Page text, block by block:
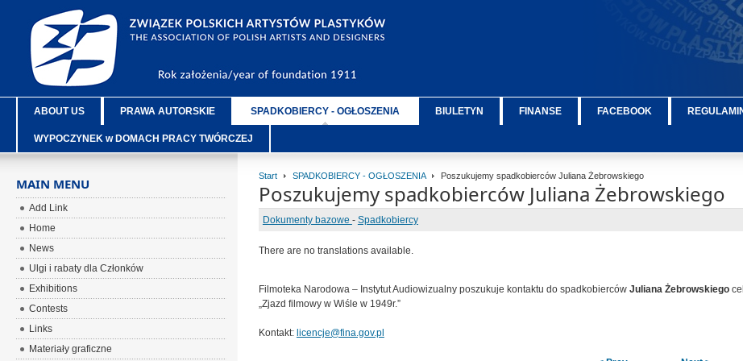
ABOUT US PRAWA AUTORSKIE SPADKOBIERCY - OGŁOSZENIA BIULETYN FINANSE FACEBOOK
WYPOCZYNEK w DOMACH PRACY TWÓRCZEJ
Start SPADKOBIERCY - OGŁOSZENIA Poszukujemy spadkobierców Juliana Żebrowskiego
Poszukujemy spadkobierców Juliana Żebrowskiego
Dokumenty bazowe - Spadkobiercy
There are no translations available.
Filmoteka Narodowa – Instytut Audiowizualny poszukuje kontaktu do spadkobierców Juliana Żebrowskiego
„Zjazd filmowy w Wiśle w 1949r.”
Kontakt: licencje@fina.gov.pl
MAIN MENU
Add Link
Home
News
Ulgi i rabaty dla Członków
Exhibitions
Contests
Links
Materiały graficzne